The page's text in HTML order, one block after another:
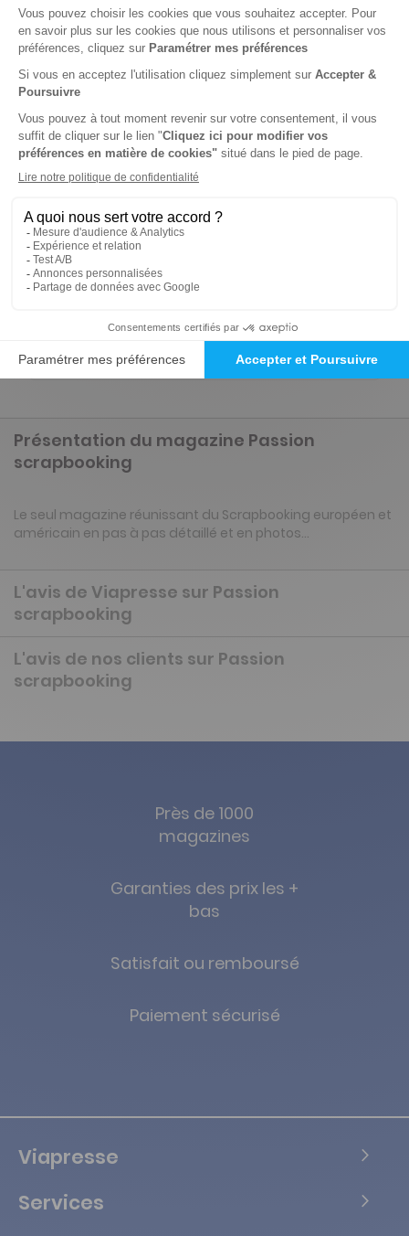
Tarif France métropolitaine
Renouvellement à date d’anniversaire
-17%
Abonnement 1 an
27€12 Tarif Kiosque :32€80
Tarif France métropolitaine
Abonnement Durée libre
Papier
8€
Tarif France métropolitaine
Présentation du magazine Passion
scrapbooking
Le seul magazine réunissant du Scrapbooking européen et
américain en pas à pas détaillé et en photos...
L'avis de Viapresse sur Passion
scrapbooking
L'avis de nos clients sur Passion
scrapbooking
Près de 1000
magazines
Garanties des prix les +
bas
Satisfait ou remboursé
Paiement sécurisé
Viapresse
Services